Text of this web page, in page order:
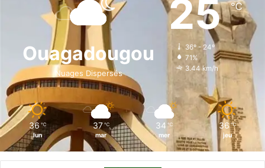
b
o
k
i
n
a
g
r
o
k
Ouagadougou
Nuages Dispersés
25℃
36º - 24º
71%
3.44 km/h
36 ℃
lun
37 ℃
mar
34 ℃
mer
36 ℃
jeu